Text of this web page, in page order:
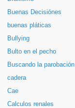
Buenas Decisiónes
buenas pláticas
Bullying
Bulto en el pecho
Buscando la parobación
cadera
Cae
Calculos renales